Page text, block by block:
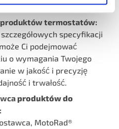
za każdym razem.
produktów termostatów:
specyfikacji
Ci podejmować
o wymagania Twojego
w jakość i precyzję
i trwałość.
produktów do
:
MotoRad®